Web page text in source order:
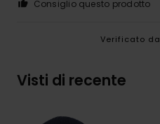
Consiglio questo prodotto
Verificato da
Visti di recente